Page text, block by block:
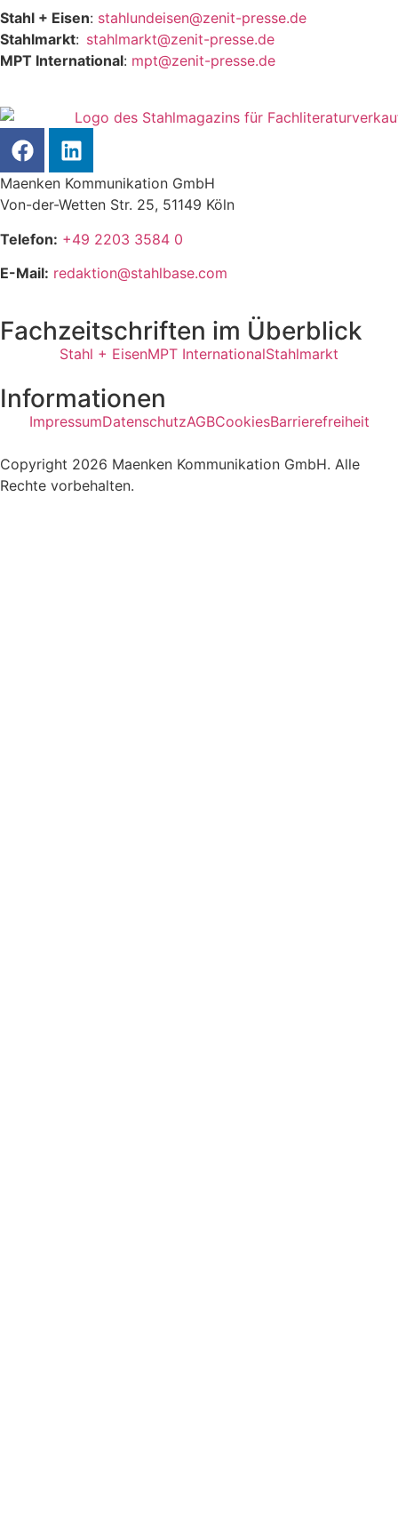
Stahl + Eisen: stahlundeisen@zenit-presse.de
Stahlmarkt: stahlmarkt@zenit-presse.de
MPT International: mpt@zenit-presse.de
Maenken Kommunikation GmbH
Von-der-Wetten Str. 25, 51149 Köln
Telefon: +49 2203 3584 0
E-Mail: redaktion@stahlbase.com
Fachzeitschriften im Überblick
Stahl + EisenMPT InternationalStahlmarkt
Informationen
ImpressumDatenschutzAGBCookiesBarrierefreiheit
Copyright 2026 Maenken Kommunikation GmbH. Alle
Rechte vorbehalten.